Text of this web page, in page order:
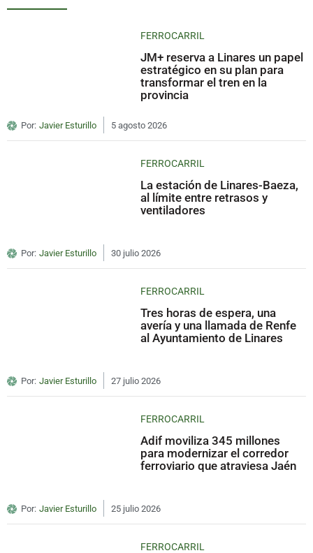
FERROCARRIL
JM+ reserva a Linares un papel
estratégico en su plan para
transformar el tren en la
provincia
Por: Javier Esturillo 5 agosto 2026
FERROCARRIL
La estación de Linares-Baeza,
al límite entre retrasos y
ventiladores
Por: Javier Esturillo 30 julio 2026
FERROCARRIL
Tres horas de espera, una
avería y una llamada de Renfe
al Ayuntamiento de Linares
Por: Javier Esturillo 27 julio 2026
FERROCARRIL
Adif moviliza 345 millones
para modernizar el corredor
ferroviario que atraviesa Jaén
Por: Javier Esturillo 25 julio 2026
FERROCARRIL